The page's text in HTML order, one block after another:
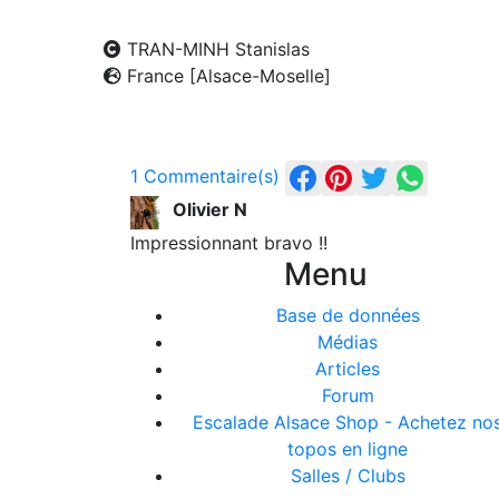
TRAN-MINH Stanislas
France [Alsace-Moselle]
1 Commentaire(s)
Olivier N
Impressionnant bravo !!
Menu
Base de données
Médias
Articles
Forum
Escalade Alsace Shop - Achetez
topos en ligne
Salles / Clubs